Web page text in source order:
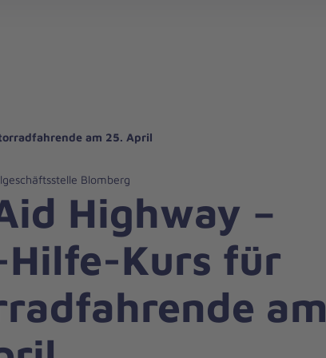
am 25. April
Blomberg
Highway –
Hilfe-Kurs für
am